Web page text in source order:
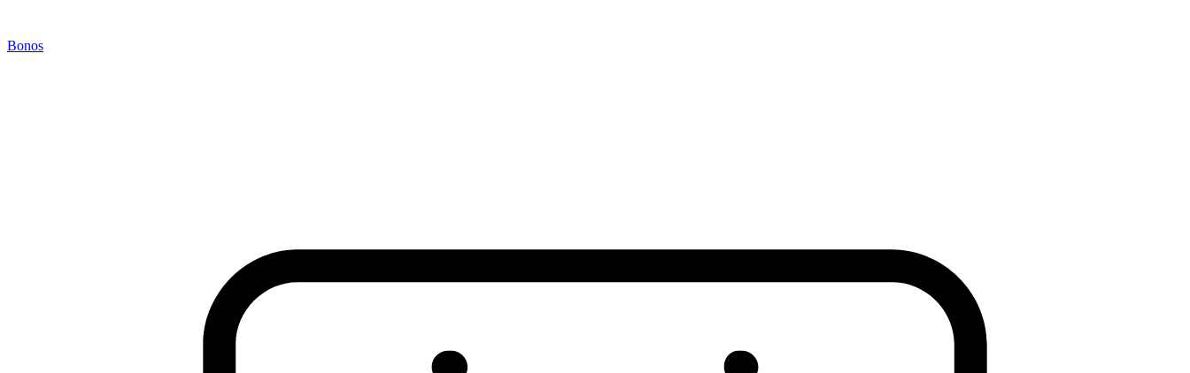
Bonos